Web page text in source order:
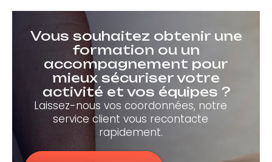
Vous souhaitez obtenir une
formation ou un
accompagnement pour
mieux sécuriser votre
activité et vos équipes ?
Laissez-nous vos coordonnées, notre
service client vous recontacte
rapidement.